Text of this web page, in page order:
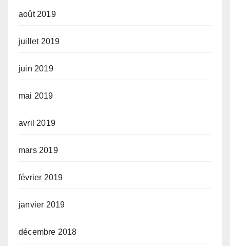
août 2019
juillet 2019
juin 2019
mai 2019
avril 2019
mars 2019
février 2019
janvier 2019
décembre 2018